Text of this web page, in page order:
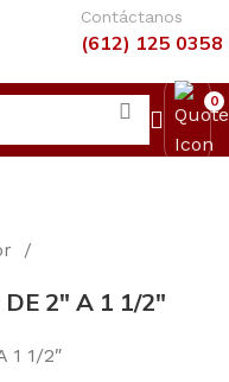
Contáctanos
(612) 125 0358
0
2″ A 1 1/2″
1 1/2″